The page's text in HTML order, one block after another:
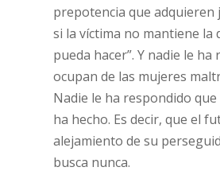
prepotencia que adquieren
si la víctima no mantiene la
pueda hacer”. Y nadie le
ocupan de las mujeres
Nadie le ha respondido
ha hecho. Es decir, que el
alejamiento de su
busca nunca.